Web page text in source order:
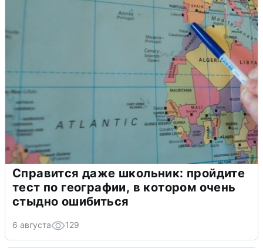
Справится даже школьник: пройдите
тест по географии, в котором очень
стыдно ошибиться
6 августа 129